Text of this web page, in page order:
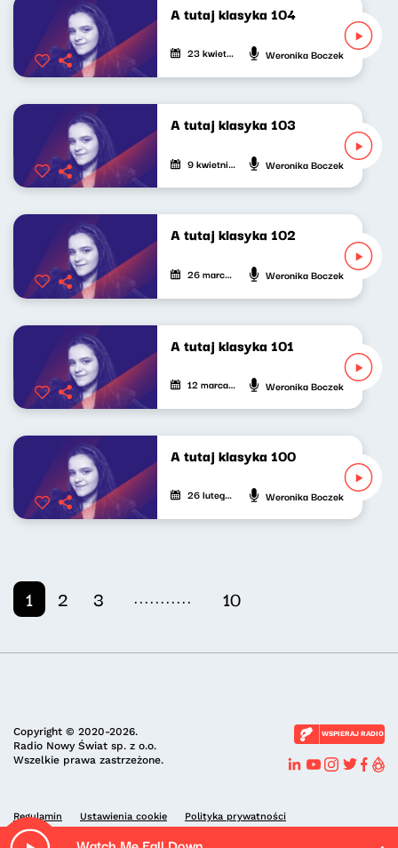
A tutaj klasyka 104
23 kwietnia 2026 Weronika Boczek
A tutaj klasyka 103
9 kwietnia 2026 Weronika Boczek
A tutaj klasyka 102
26 marca 2026 Weronika Boczek
A tutaj klasyka 101
12 marca 2026 Weronika Boczek
A tutaj klasyka 100
26 lutego 2026 Weronika Boczek
1 2 3 ........... 10
Copyright © 2020-2026.
Radio Nowy Świat sp. z o.o.
Wszelkie prawa zastrzeżone.
WSPIERAJ RADIO
Regulamin Ustawienia cookie Polityka prywatności